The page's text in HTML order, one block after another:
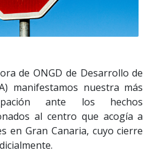
de ONGD de Desarrollo de
manifestamos nuestra más
ante los hechos
al centro que acogía a
en Gran Canaria, cuyo cierre